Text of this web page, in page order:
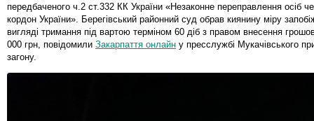
передбаченого ч.2 ст.332 КК України «Незаконне переправлення осіб
кордон України». Берегівський районний суд обрав киянину міру
вигляді тримання під вартою терміном 60 діб з правом внесення
000 грн, повідомили Закарпаття онлайн у пресслужбі Мукачівського
загону.